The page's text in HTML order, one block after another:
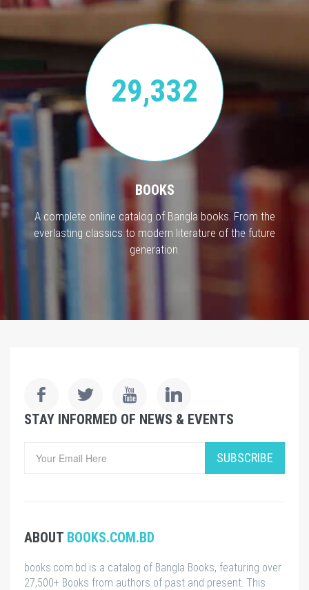
29,332
BOOKS
A complete online catalog of Bangla books. From the
everlasting classics to modern literature of the future
generation.
STAY INFORMED OF NEWS & EVENTS
SUBSCRIBE
ABOUT BOOKS.COM.BD
books.com.bd is a catalog of Bangla Books, featuring over
27,500+ Books from authors of past and present. This